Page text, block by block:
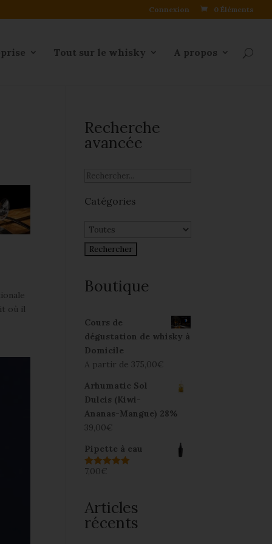
Connexion 0 Éléments
Tout sur le whisky A propos
où il
Recherche
avancée
Catégories
Boutique
Cours de
dégustation de whisky à
Domicile
A partir de 375,00€
Arhumatic Sol
Dulcis (Kiwi-
Ananas-Mangue) 28%
39,00€
Pipette à eau
Note5.00
7,00€
Articles
récents